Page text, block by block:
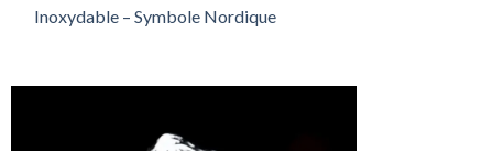
Inoxydable – Symbole Nordique